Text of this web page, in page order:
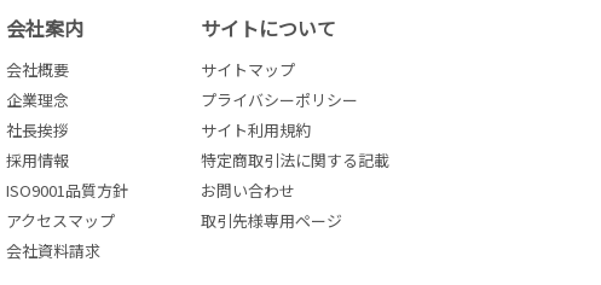
会社案内
会社概要
企業理念
社長挨拶
採用情報
ISO9001品質方針
アクセスマップ
会社資料請求
サイトについて
サイトマップ
プライバシーポリシー
サイト利用規約
特定商取引法に関する記載
お問い合わせ
取引先様専用ページ